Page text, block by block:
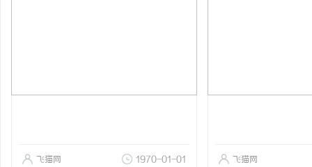
飞猫网 1970-01-01 飞猫网